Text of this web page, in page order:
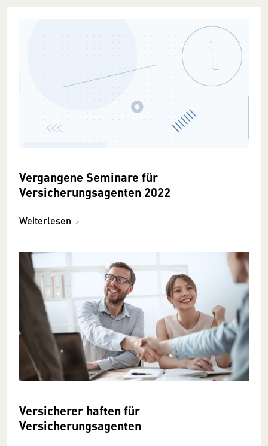
Vergangene Seminare für
Versicherungsagenten 2022
Weiterlesen
Versicherer haften für
Versicherungsagenten